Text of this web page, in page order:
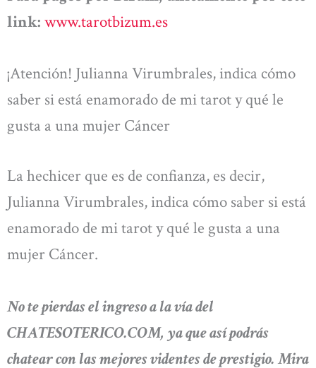
link: www.tarotbizum.es
¡Atención! Julianna Virumbrales, indica cómo
saber si está enamorado de mi tarot y qué le
gusta a una mujer Cáncer
La hechicer que es de confianza, es decir,
Julianna Virumbrales, indica cómo saber si está
enamorado de mi tarot y qué le gusta a una
mujer Cáncer.
No te pierdas el ingreso a la vía del
CHATESOTERICO.COM, ya que así podrás
chatear con las mejores videntes de prestigio. Mira